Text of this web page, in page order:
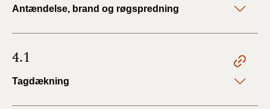
Antændelse, brand og røgspredning
4.1
Tagdækning